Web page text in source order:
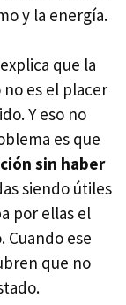
y la energía.
explica que la
es el placer
Y eso no
es que
sin haber
siendo útiles
por ellas el
Cuando ese
que no